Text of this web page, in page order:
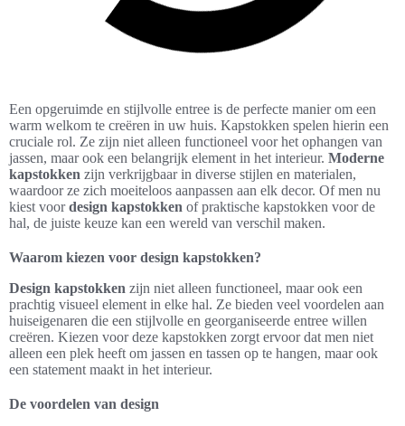
Een opgeruimde en stijlvolle entree is de perfecte manier om een
warm welkom te creëren in uw huis. Kapstokken spelen hierin een
cruciale rol. Ze zijn niet alleen functioneel voor het ophangen van
jassen, maar ook een belangrijk element in het interieur. Moderne
kapstokken zijn verkrijgbaar in diverse stijlen en materialen,
waardoor ze zich moeiteloos aanpassen aan elk decor. Of men nu
kiest voordesign kapstokken of praktische kapstokken voor de
hal, de juiste keuze kan een wereld van verschil maken.
Waarom kiezen voor design kapstokken?
Design kapstokken zijn niet alleen functioneel, maar ook een
prachtig visueel element in elke hal. Ze bieden veel voordelen aan
huiseigenaren die een stijlvolle en georganiseerde entree willen
creëren. Kiezen voor deze kapstokken zorgt ervoor dat men niet
alleen een plek heeft om jassen en tassen op te hangen, maar ook
een statement maakt in het interieur.
De voordelen van design